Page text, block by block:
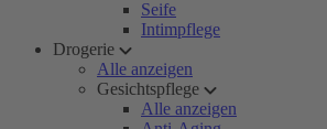
Seife
Intimpflege
Drogerie
Alle anzeigen
Gesichtspflege
Alle anzeigen